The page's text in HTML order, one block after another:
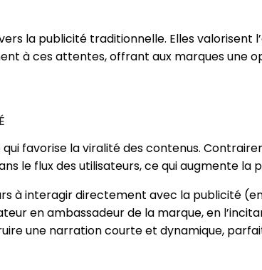
la publicité traditionnelle. Elles
à ces attentes, offrant aux marques une
favorise la viralité des contenus.
le flux des utilisateurs, ce qui augmente
à interagir directement avec la publicité
en ambassadeur de la marque, en
une narration courte et dynamique,